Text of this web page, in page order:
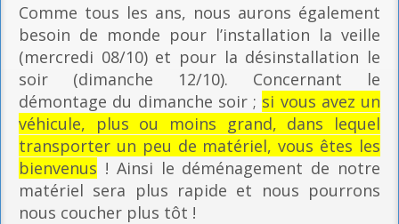
Comme tous les ans, nous aurons également
besoin de monde pour l’installation la veille
(mercredi 08/10) et pour la désinstallation le
soir (dimanche 12/10). Concernant le
démontage du dimanche soir ; si vous avez un
véhicule, plus ou moins grand, dans lequel
transporter un peu de matériel, vous êtes les
bienvenus ! Ainsi le déménagement de notre
matériel sera plus rapide et nous pourrons
nous coucher plus tôt !